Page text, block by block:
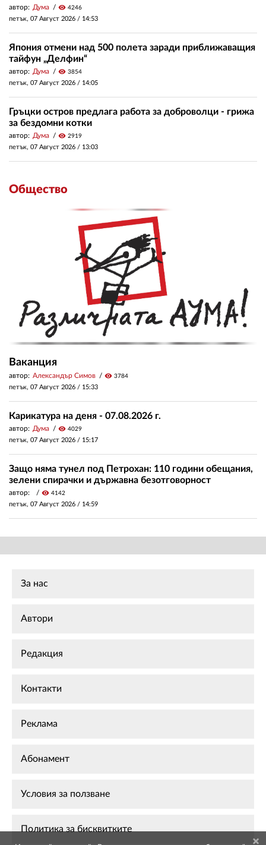
автор: Дума visibility 4246
петък, 07 Август 2026 / 14:53
Япония отмени над 500 полета заради приближаващия
тайфун „Делфин“
автор: Дума visibility 3854
петък, 07 Август 2026 / 14:05
Гръцки остров предлага работа за доброволци - грижа
за бездомни котки
автор: Дума visibility 2919
петък, 07 Август 2026 / 13:03
Общество
Ваканция
автор: Александър Симов visibility 3784
петък, 07 Август 2026 / 15:33
Карикатура на деня - 07.08.2026 г.
автор: Дума visibility 4029
петък, 07 Август 2026 / 15:17
Защо няма тунел под Петрохан: 110 години обещания,
зелени спирачки и държавна безотговорност
автор: visibility 4142
петък, 07 Август 2026 / 14:59
За нас
Автори
Редакция
Контакти
Реклама
Абонамент
Условия за ползване
Политика за бисквитките